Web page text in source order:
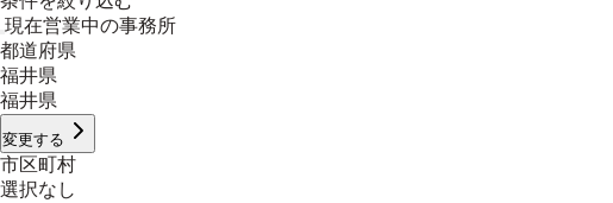
現在営業中の事務所
都道府県
福井県
福井県
変更する
市区町村
選択なし